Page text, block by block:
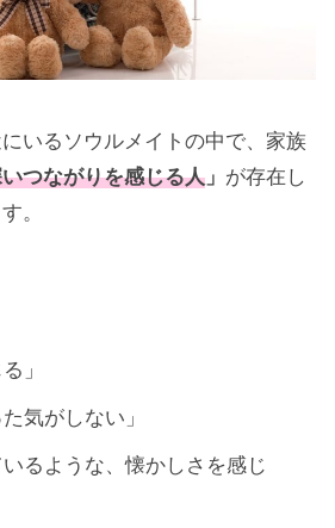
いるソウルメイトの中で、家族
つながりを感じる人 」 が存在し
。
」
気がしない」
いるような、懐かしさを感じ